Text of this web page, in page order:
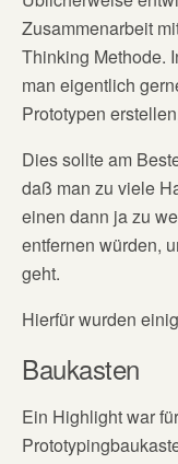
Zusammenarbeit
Thinking Methode.
man eigentlich
Prototypen
Dies sollte am
daß man zu viele
einen dann ja zu
entfernen würden,
geht.
Hierfür wurden
Baukasten
Ein Highlight war